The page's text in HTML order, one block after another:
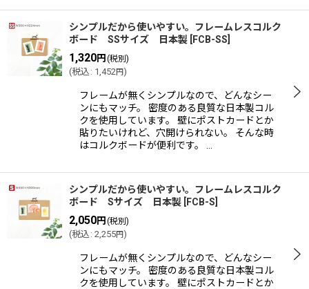
シンプルだから使いやすい。フレームレスコルク
ボード SSサイズ 日本製
FCB-SS
1,320円 (税別)
(税込 : 1,452円)
フレームが無くシンプルなので、どんなシー
ンにもマッチ。 密度のある良質な日本製コル
クを使用しています。 壁にポストカードとか
貼りたいけれど、穴開けられない。 そんな時
はコルクボードが便利です。 …
シンプルだから使いやすい。フレームレスコルク
ボード Sサイズ 日本製
FCB-S
2,050円 (税別)
(税込 : 2,255円)
フレームが無くシンプルなので、どんなシー
ンにもマッチ。 密度のある良質な日本製コル
クを使用しています。 壁にポストカードとか